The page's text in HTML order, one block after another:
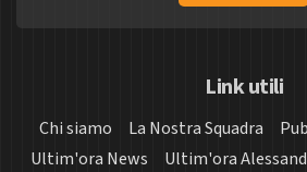
Link utili
Chi siamo La Nostra Squadra
Ultim'ora News
Ultim'ora